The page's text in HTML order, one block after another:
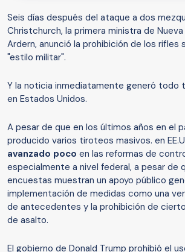
Seis días después del ataque a dos
Christchurch, la primera ministra de Nueva
Ardern, anunció la prohibición de los
"estilo militar".
Y la noticia inmediatamente generó todo
en Estados Unidos.
A pesar de que en los últimos años en el
producido varios tiroteos masivos. en
avanzado poco en las reformas de
especialmente a nivel federal, a pesar de
encuestas muestran un apoyo público
implementación de medidas como una
de antecedentes y la prohibición de
de asalto.
El gobierno de Donald Trump prohibió el